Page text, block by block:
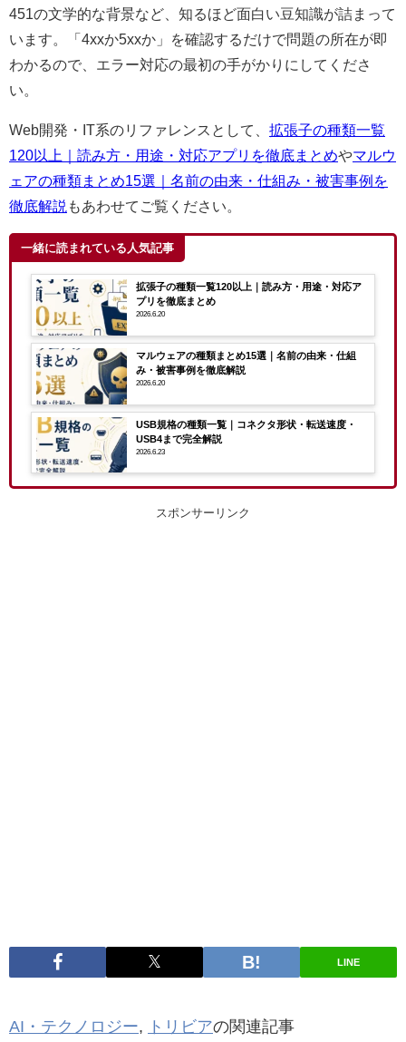
451の文学的な背景など、知るほど面白い豆知識が詰まって
います。「4xxか5xxか」を確認するだけで問題の所在が即
わかるので、エラー対応の最初の手がかりにしてくださ
い。
Web開発・IT系のリファレンスとして、 拡張子の種類一覧
120以上｜読み方・用途・対応アプリを徹底まとめやマルウ
ェアの種類まとめ15選｜名前の由来・仕組み・被害事例を
徹底解説 もあわせてご覧ください。
一緒に読まれている人気記事
拡張子の種類一覧120以上｜読み方・用途・対応ア
プリを徹底まとめ
2026.6.20
マルウェアの種類まとめ15選｜名前の由来・仕組
み・被害事例を徹底解説
2026.6.20
USB規格の種類一覧｜コネクタ形状・転送速度・
USB4まで完全解説
2026.6.23
スポンサーリンク
LINE
AI・テクノロジー, トリビアの関連記事